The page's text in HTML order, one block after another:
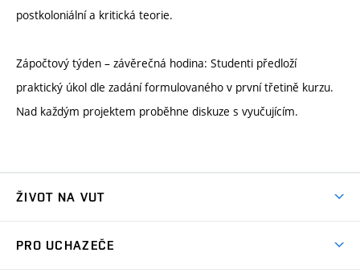
postkoloniální a kritická teorie.
Zápočtový týden – závěrečná hodina: Studenti předloží
praktický úkol dle zadání formulovaného v první třetině kurzu.
Nad každým projektem proběhne diskuze s vyučujícím.
ŽIVOT NA VUT
PRO UCHAZEČE